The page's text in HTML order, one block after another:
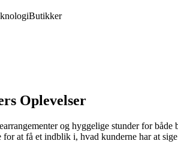
Butikker
Oplevelser
og hyggelige stunder for
at få et indblik i, hvad kunderne har at sige